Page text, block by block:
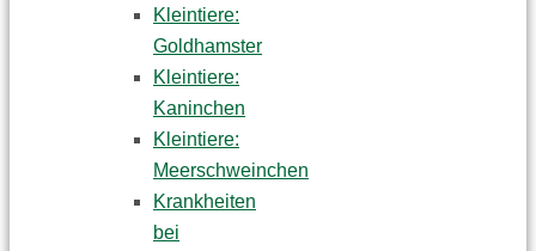
Kleintiere:
Goldhamster
Kleintiere:
Kaninchen
Kleintiere:
Meerschweinchen
Krankheiten
bei